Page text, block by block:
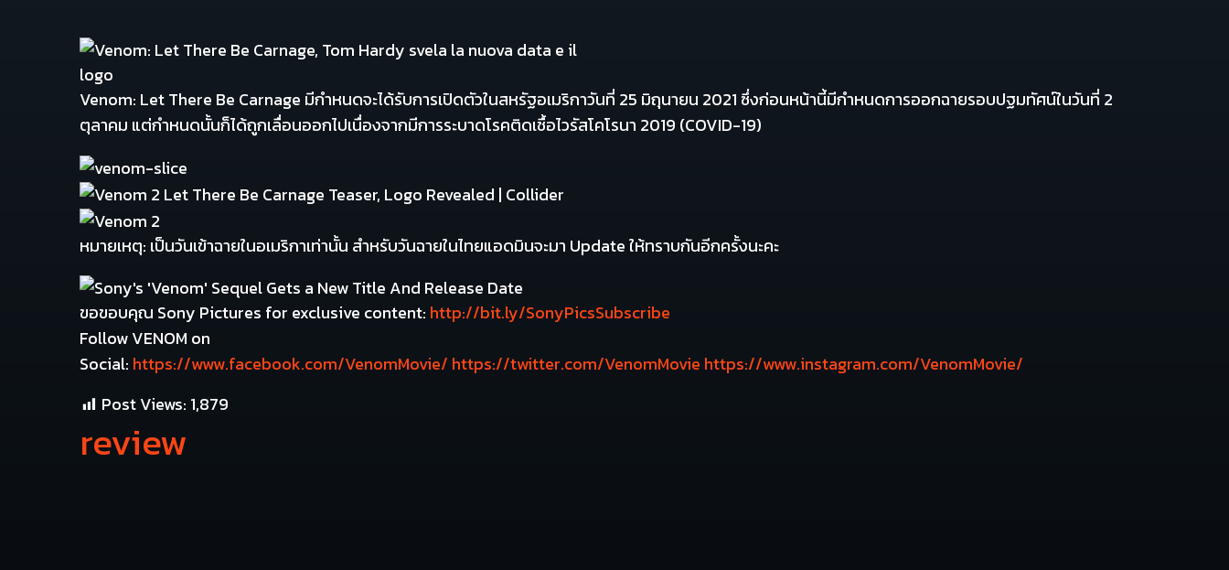
Venom: Let There Be Carnage มีกำหนดจะได้รับการเปิดตัวในสหรัฐอเมริกาวันที่ 25 มิถุนายน 2021 ซึ่งก่อนหน้านี้มีกำหนดการออกฉายรอบปฐมทัศน์ในวันที่ 2
ตุลาคม แต่กำหนดนั้นก็ได้ถูกเลื่อนออกไปเนื่องจากมีการระบาดโรคติดเชื้อไวรัสโคโรนา 2019 (COVID-19)
หมายเหตุ: เป็นวันเข้าฉายในอเมริกาเท่านั้น สำหรับวันฉายในไทยแอดมินจะมา Update ให้ทราบกันอีกครั้งนะคะ
ขอขอบคุณ Sony Pictures for exclusive content: http://bit.ly/SonyPicsSubscribe
Follow VENOM on
Social: https://www.facebook.com/VenomMovie/ https://twitter.com/VenomMovie https://www.instagram.com/VenomMovie/
Post Views: 1,879
review